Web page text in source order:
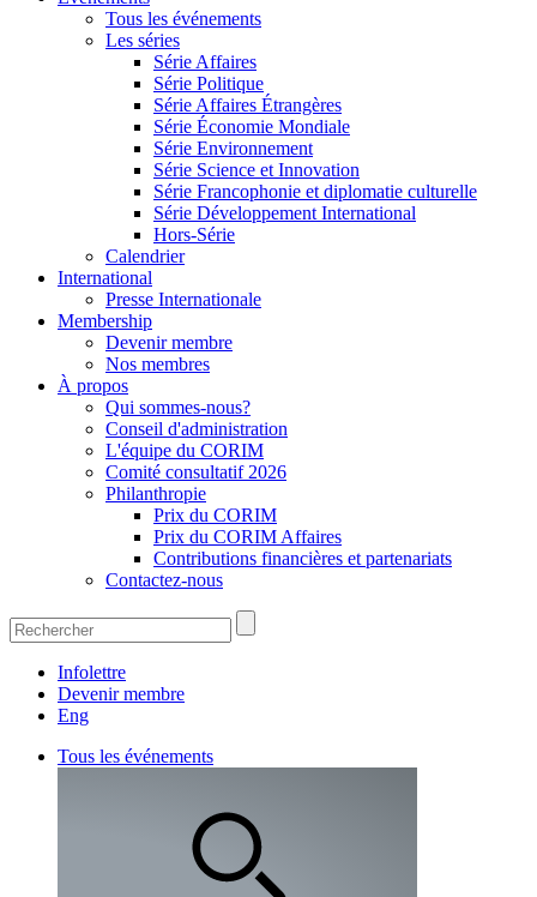
Tous les événements
Les séries
Série Affaires
Série Politique
Série Affaires Étrangères
Série Économie Mondiale
Série Environnement
Série Science et Innovation
Série Francophonie et diplomatie culturelle
Série Développement International
Hors-Série
Calendrier
International
Presse Internationale
Membership
Devenir membre
Nos membres
À propos
Qui sommes-nous?
Conseil d'administration
L'équipe du CORIM
Comité consultatif 2026
Philanthropie
Prix du CORIM
Prix du CORIM Affaires
Contributions financières et partenariats
Contactez-nous
Infolettre
Devenir membre
Eng
Tous les événements